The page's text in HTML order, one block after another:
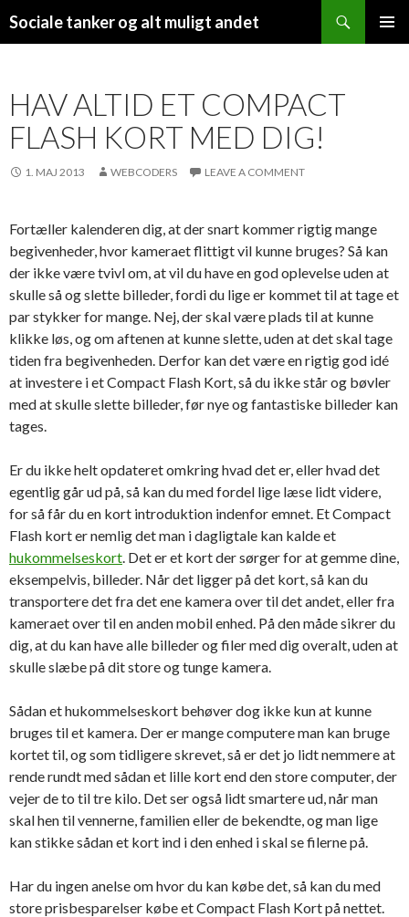
Sociale tanker og alt muligt andet
HAV ALTID ET COMPACT
FLASH KORT MED DIG!
1. MAJ 2013 WEBCODERS LEAVE A COMMENT
Fortæller kalenderen dig, at der snart kommer rigtig mange
begivenheder, hvor kameraet flittigt vil kunne bruges? Så kan
der ikke være tvivl om, at vil du have en god oplevelse uden at
skulle så og slette billeder, fordi du lige er kommet til at tage et
par stykker for mange. Nej, der skal være plads til at kunne
klikke løs, og om aftenen at kunne slette, uden at det skal tage
tiden fra begivenheden. Derfor kan det være en rigtig god idé
at investere i et Compact Flash Kort, så du ikke står og bøvler
med at skulle slette billeder, før nye og fantastiske billeder kan
tages.
Er du ikke helt opdateret omkring hvad det er, eller hvad det
egentlig går ud på, så kan du med fordel lige læse lidt videre,
for så får du en kort introduktion indenfor emnet. Et Compact
Flash kort er nemlig det man i dagligtale kan kalde et
hukommelseskort. Det er et kort der sørger for at gemme dine,
eksempelvis, billeder. Når det ligger på det kort, så kan du
transportere det fra det ene kamera over til det andet, eller fra
kameraet over til en anden mobil enhed. På den måde sikrer du
dig, at du kan have alle billeder og filer med dig overalt, uden at
skulle slæbe på dit store og tunge kamera.
Sådan et hukommelseskort behøver dog ikke kun at kunne
bruges til et kamera. Der er mange computere man kan bruge
kortet til, og som tidligere skrevet, så er det jo lidt nemmere at
rende rundt med sådan et lille kort end den store computer, der
vejer de to til tre kilo. Det ser også lidt smartere ud, når man
skal hen til vennerne, familien eller de bekendte, og man lige
kan stikke sådan et kort ind i den enhed i skal se filerne på.
Har du ingen anelse om hvor du kan købe det, så kan du med
store prisbesparelser købe et Compact Flash Kort på nettet.